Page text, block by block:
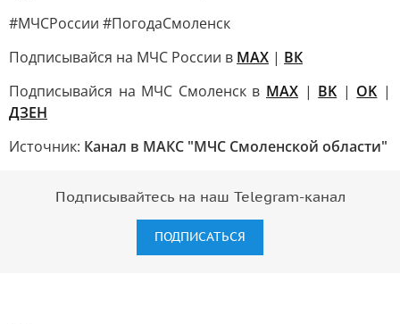
#МЧСРоссии #ПогодаСмоленск
Подписывайся на МЧС России в MAX | ВК
Подписывайся на МЧС Смоленск в MAX | BK | OK |
ДЗЕН
Источник: Канал в МАКС "МЧС Смоленской области"
Подписывайтесь на наш Telegram-канал
ПОДПИСАТЬСЯ